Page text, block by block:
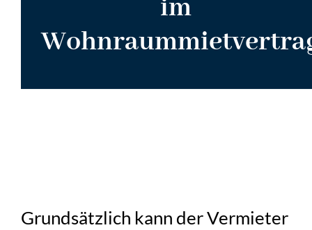
im
Grundsätzlich kann der Vermieter